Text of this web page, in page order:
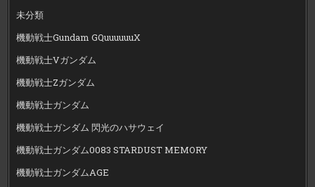
未分類
機動戦士Gundam GQuuuuuuX
機動戦士Vガンダム
機動戦士Zガンダム
機動戦士ガンダム
機動戦士ガンダム 閃光のハサウェイ
機動戦士ガンダム0083 STARDUST MEMORY
機動戦士ガンダムAGE